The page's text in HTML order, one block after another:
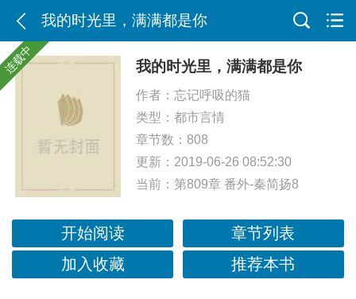
我的时光里，满满都是你
连载中 我的时光里，满满都是你
作者： 忘记呼吸的猫
类型： 都市言情
章节数：808
更新：2019-06-26 08:52:30
当前： 第809章 番外-秦简扬8
开始阅读
章节列表
加入收藏
推荐本书